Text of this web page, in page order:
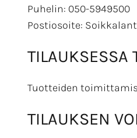
Puhelin: 050-5949500
Postiosoite:
TILAUKSESSA
Tuotteiden
TILAUKSEN